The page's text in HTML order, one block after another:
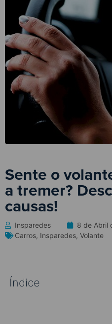
Sente o
a tremer?
causas!
Insparedes
8 de Abril
Carros, Insparedes, Volante
Índice